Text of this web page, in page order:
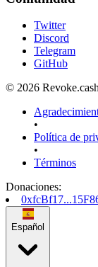
Twitter
Discord
Telegram
GitHub
© 2026 Revoke.cash
•
Política de
•
Términos
Donaciones:
Español